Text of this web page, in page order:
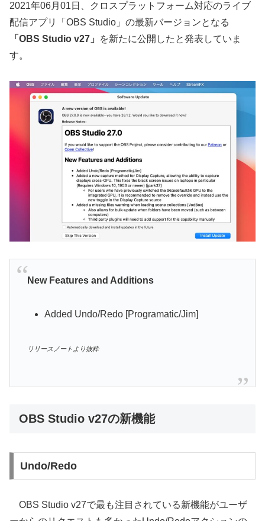
2021年06月01日、クロスプラットフォーム対応のライブ
配信アプリ「OBS Studio」の最新バージョンとなる
「OBS Studio v27」
を新たに公開したと発表していま
す。
New Features and Additions
Added Undo/Redo [Programatic/Jim]
リリースノートより抜粋
OBS Studio v27の新機能
Undo/Redo
OBS Studio v27で最も注目されている新機能がユーザ